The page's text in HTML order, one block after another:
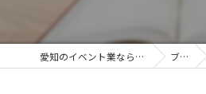
愛知のイベント業なら株式会社COMET ブログ